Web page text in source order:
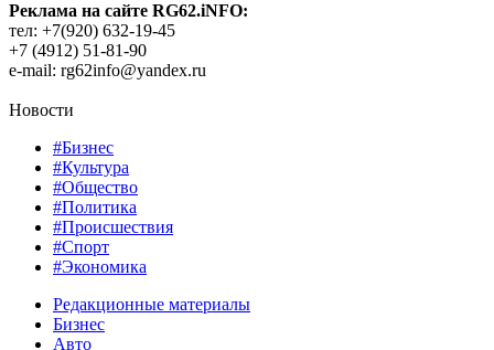
Реклама на сайте RG62.iNFO:
тел: +7(920) 632-19-45
+7 (4912) 51-81-90
e-mail: rg62info@yandex.ru
Новости
#Бизнес
#Культура
#Общество
#Политика
#Происшествия
#Спорт
#Экономика
Редакционные материалы
Бизнес
Авто